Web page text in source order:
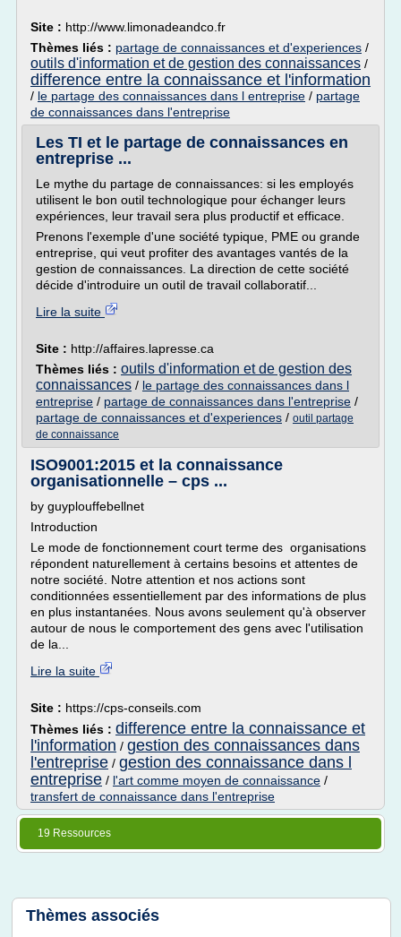
Site : http://www.limonadeandco.fr
Thèmes liés : partage de connaissances et d'experiences /
outils d'information et de gestion des connaissances /
difference entre la connaissance et l'information
/ le partage des connaissances dans l entreprise / partage
de connaissances dans l'entreprise
Les TI et le partage de connaissances en
entreprise ...
Le mythe du partage de connaissances: si les employés
utilisent le bon outil technologique pour échanger leurs
expériences, leur travail sera plus productif et efficace.
Prenons l'exemple d'une société typique, PME ou grande
entreprise, qui veut profiter des avantages vantés de la
gestion de connaissances. La direction de cette société
décide d'introduire un outil de travail collaboratif...
Lire la suite
Site : http://affaires.lapresse.ca
Thèmes liés : outils d'information et de gestion des
connaissances / le partage des connaissances dans l
entreprise / partage de connaissances dans l'entreprise /
partage de connaissances et d'experiences / outil partage
de connaissance
ISO9001:2015 et la connaissance
organisationnelle – cps ...
by guyplouffebellnet
Introduction
Le mode de fonctionnement court terme des organisations
répondent naturellement à certains besoins et attentes de
notre société. Notre attention et nos actions sont
conditionnées essentiellement par des informations de plus
en plus instantanées. Nous avons seulement qu'à observer
autour de nous le comportement des gens avec l'utilisation
de la...
Lire la suite
Site : https://cps-conseils.com
Thèmes liés : difference entre la connaissance et
l'information / gestion des connaissances dans
l'entreprise / gestion des connaissance dans l
entreprise / l'art comme moyen de connaissance /
transfert de connaissance dans l'entreprise
19 Ressources
Thèmes associés